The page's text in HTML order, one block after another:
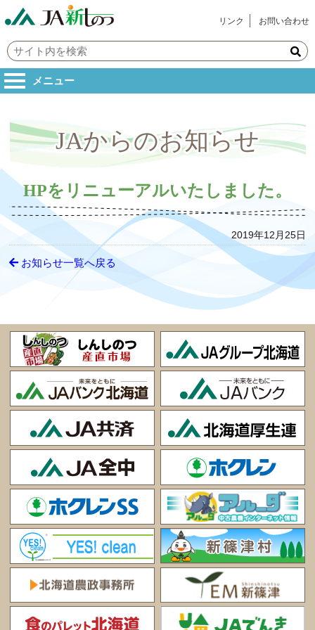
リンク お問い合わせ
メニュー
JAからのお知らせ
HPをリニューアルいたしました。
2019年12月25日
お知らせ一覧へ戻る